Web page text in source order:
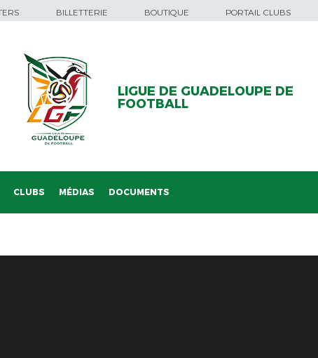
BILLETTERIE BOUTIQUE PORTAIL CLUBS
LIGUE DE GUADELOUPE DE
FOOTBALL
CLUBS MÉDIAS DOCUMENTS